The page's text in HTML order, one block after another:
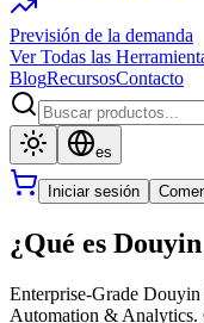
Previsión de la demanda
Ver Todas las
BlogRecursosContacto
es
Iniciar sesión
¿Qué es
Enterprise-Grade
Automation & Analytics.